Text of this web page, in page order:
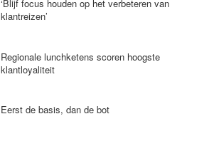
‘Blijf focus houden op het verbeteren van
klantreizen’
Regionale lunchketens scoren hoogste
klantloyaliteit
Eerst de basis, dan de bot